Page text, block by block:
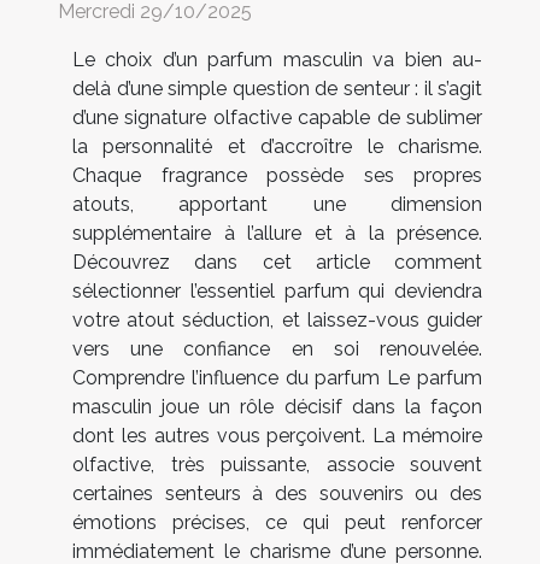
Mercredi 29/10/2025
Le choix d’un parfum masculin va bien au-
delà d’une simple question de senteur : il s’agit
d’une signature olfactive capable de sublimer
la personnalité et d’accroître le charisme.
Chaque fragrance possède ses propres
atouts, apportant une dimension
supplémentaire à l’allure et à la présence.
Découvrez dans cet article comment
sélectionner l’essentiel parfum qui deviendra
votre atout séduction, et laissez-vous guider
vers une confiance en soi renouvelée.
Comprendre l’influence du parfum Le parfum
masculin joue un rôle décisif dans la façon
dont les autres vous perçoivent. La mémoire
olfactive, très puissante, associe souvent
certaines senteurs à des souvenirs ou des
émotions précises, ce qui peut renforcer
immédiatement le charisme d’une personne.